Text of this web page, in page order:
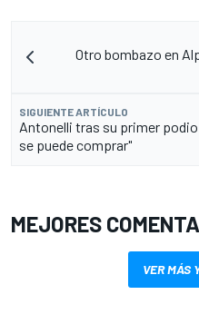
Otro bombazo en
SIGUIENTE ARTÍCULO
Antonelli tras su primer
se puede comprar"
MEJORES
VER MÁS